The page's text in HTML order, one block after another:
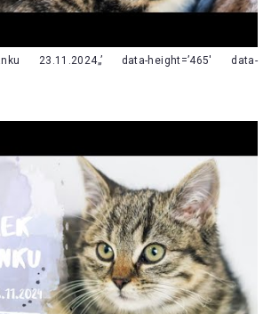
23.11.2024„’ data-height=’465′ data-